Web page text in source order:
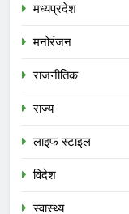
मध्‍यप्रदेश
मनोरंजन
राजनीतिक
राज्य
लाइफ स्टाइल
विदेश
स्‍वास्‍थ्‍य